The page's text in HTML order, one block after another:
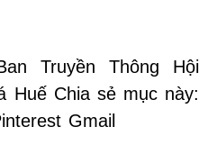
Truyền Thông Hội
Huế Chia sẻ mục này:
Gmail